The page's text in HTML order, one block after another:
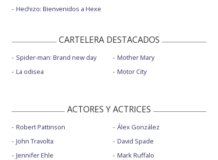
Hechizo: Bienvenidos a Hexe
CARTELERA DESTACADOS
Spider-man: Brand new day
La odisea
Mother Mary
Motor City
ACTORES Y ACTRICES
Robert Pattinson
John Travolta
Jennifer Ehle
Álex González
David Spade
Mark Ruffalo